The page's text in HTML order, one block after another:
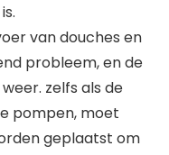
van douches en
probleem, en de
zelfs als de
pompen, moet
geplaatst om